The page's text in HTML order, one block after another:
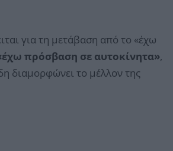
για τη μετάβαση από το «έχω
πρόσβαση σε αυτοκίνητα»,
διαμορφώνει το μέλλον της